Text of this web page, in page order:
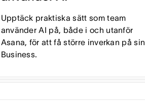
Upptäck praktiska sätt som team
använder AI på, både i och utanför
Asana, för att få större inverkan på sin
Business.